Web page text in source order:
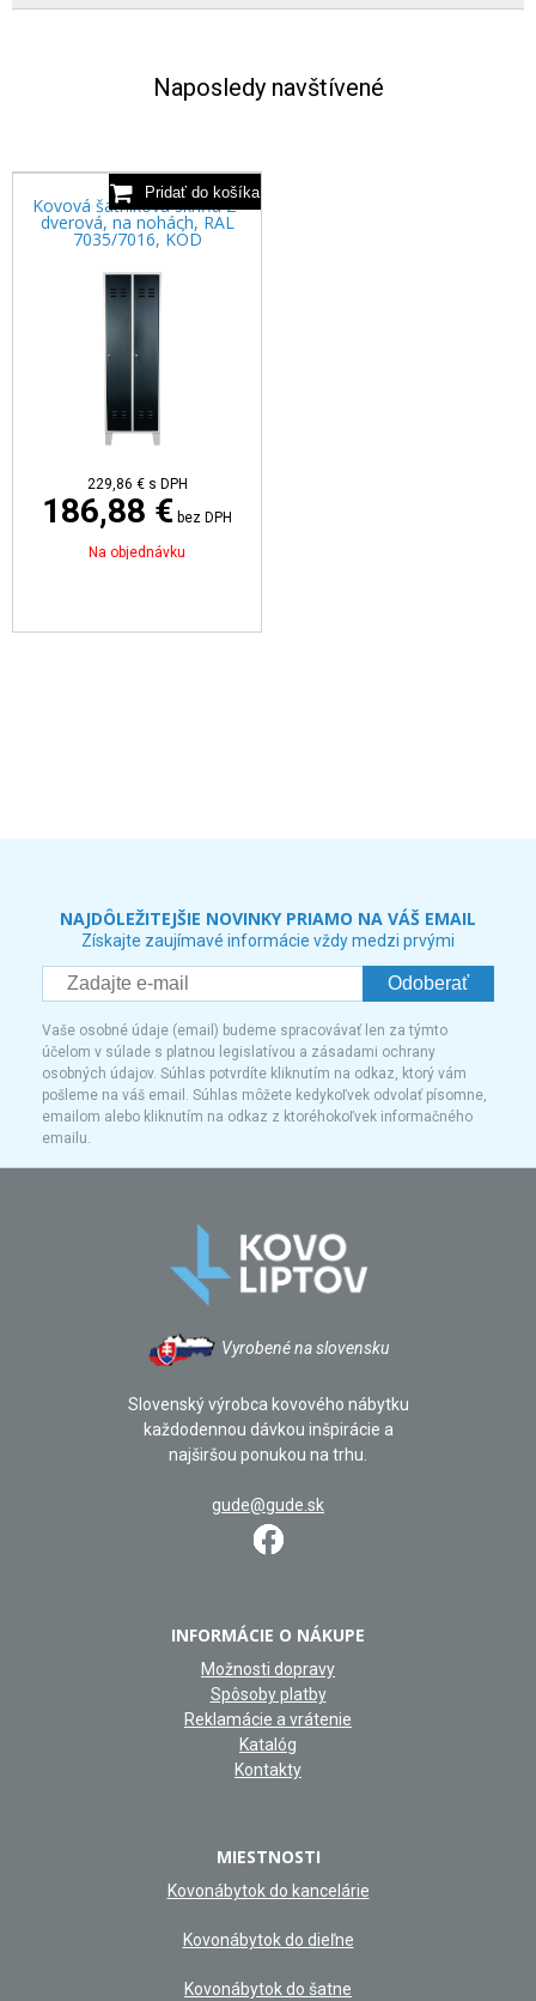
Naposledy navštívené
Kovová šatníková skriňa 2-
dverová, na nohách, RAL
7035/7016, KÓD
229,86 € s DPH
186,88 € bez DPH
Na objednávku
NAJDÔLEŽITEJŠIE NOVINKY PRIAMO NA VÁŠ EMAIL
Získajte zaujímavé informácie vždy medzi prvými
Odoberať
Vaše osobné údaje (email) budeme spracovávať len za týmto
účelom v súlade s platnou legislatívou a zásadami ochrany
osobných údajov. Súhlas potvrdíte kliknutím na odkaz, ktorý vám
pošleme na váš email. Súhlas môžete kedykoľvek odvolať písomne,
emailom alebo kliknutím na odkaz z ktoréhokoľvek informačného
emailu.
Vyrobené na slovensku
Slovenský výrobca kovového nábytku
každodennou dávkou inšpirácie a
najširšou ponukou na trhu.
gude@gude.sk
INFORMÁCIE O NÁKUPE
Možnosti dopravy
Spôsoby platby
Reklamácie a vrátenie
Katalóg
Kontakty
MIESTNOSTI
Kovonábytok do kancelárie
Kovonábytok do dieľne
Kovonábytok do šatne